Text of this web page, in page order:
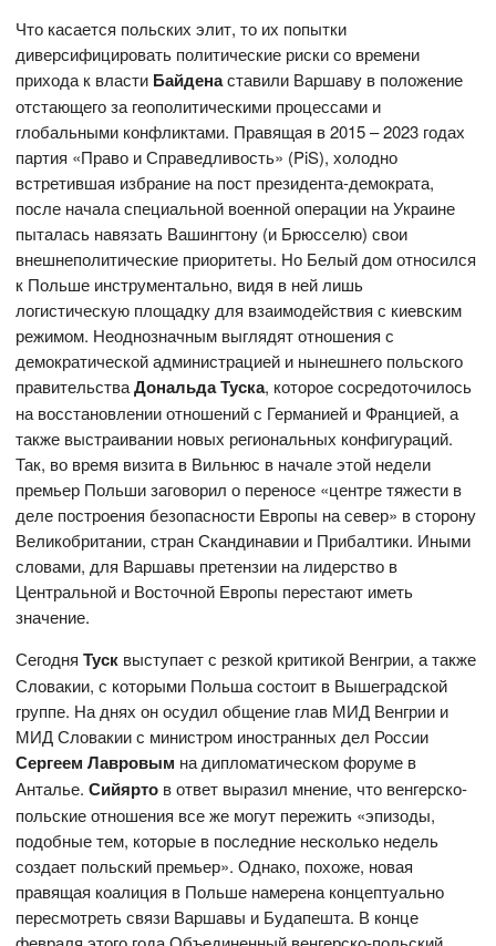
Что касается польских элит, то их попытки
диверсифицировать политические риски со времени
прихода к власти Байденаставили Варшаву в положение
отстающего за геополитическими процессами и
глобальными конфликтами. Правящая в 2015 – 2023 годах
партия «Право и Справедливость» (PiS), холодно
встретившая избрание на пост президента-демократа,
после начала специальной военной операции на Украине
пыталась навязать Вашингтону (и Брюсселю) свои
внешнеполитические приоритеты. Но Белый дом относился
к Польше инструментально, видя в ней лишь
логистическую площадку для взаимодействия с киевским
режимом. Неоднозначным выглядят отношения с
демократической администрацией и нынешнего польского
правительстваДональда Туска, которое сосредоточилось
на восстановлении отношений с Германией и Францией, а
также выстраивании новых региональных конфигураций.
Так, во время визита в Вильнюс в начале этой недели
премьер Польши заговорил о переносе «центре тяжести в
деле построения безопасности Европы на север» в сторону
Великобритании, стран Скандинавии и Прибалтики. Иными
словами, для Варшавы претензии на лидерство в
Центральной и Восточной Европы перестают иметь
значение.
СегодняТуск выступает с резкой критикой Венгрии, а также
Словакии, с которыми Польша состоит в Вышеградской
группе. На днях он осудил общение глав МИД Венгрии и
МИД Словакии с министром иностранных дел России
Сергеем Лавровым на дипломатическом форуме в
Анталье.Сийярто в ответ выразил мнение, что венгерско-
польские отношения все же могут пережить «эпизоды,
подобные тем, которые в последние несколько недель
создает польский премьер». Однако, похоже, новая
правящая коалиция в Польше намерена концептуально
пересмотреть связи Варшавы и Будапешта. В конце